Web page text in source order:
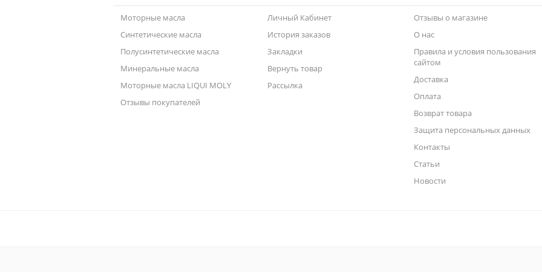
Моторные масла
Синтетические масла
Полусинтетические масла
Минеральные масла
Моторные масла LIQUI MOLY
Отзывы покупателей
Личный Кабинет
История заказов
Закладки
Вернуть товар
Рассылка
Отзывы о магазине
О нас
Правила и условия пользования
сайтом
Доставка
Оплата
Возврат товара
Защита персональных данных
Контакты
Статьи
Новости